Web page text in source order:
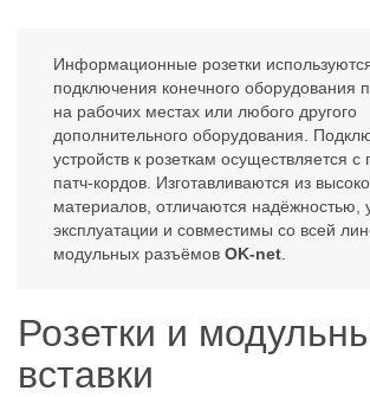
Информационные розетки
подключения конечного оборудования
на рабочих местах или любого другого
дополнительного оборудования.
устройств к розеткам осуществляется
патч-кордов. Изготавливаются из
материалов, отличаются надёжностью,
эксплуатации и совместимы со всей
модульных разъёмов OK-net
Розетки и
вставки